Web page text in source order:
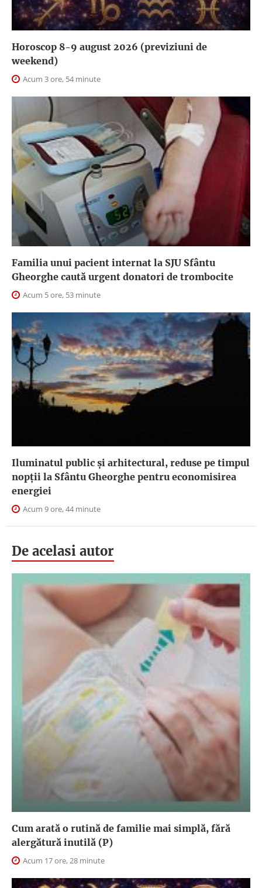
Horoscop 8-9 august 2026 (previziuni de
weekend)
Acum 3 ore, 54 minute
Familia unui pacient internat la SJU Sfântu
Gheorghe caută urgent donatori de trombocite
Acum 5 ore, 53 minute
Iluminatul public şi arhitectural, reduse pe timpul
nopţii la Sfântu Gheorghe pentru economisirea
energiei
Acum 9 ore, 44 minute
De acelasi autor
Cum arată o rutină de familie mai simplă, fără
alergătură inutilă (P)
Acum 17 ore, 28 minute